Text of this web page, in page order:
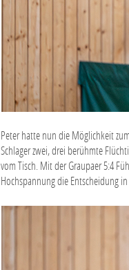
Peter hatte nun die Möglichkeit
Schlager zwei, drei berühmte
vom Tisch. Mit der Graupaer 5:4
Hochspannung die Entscheidung